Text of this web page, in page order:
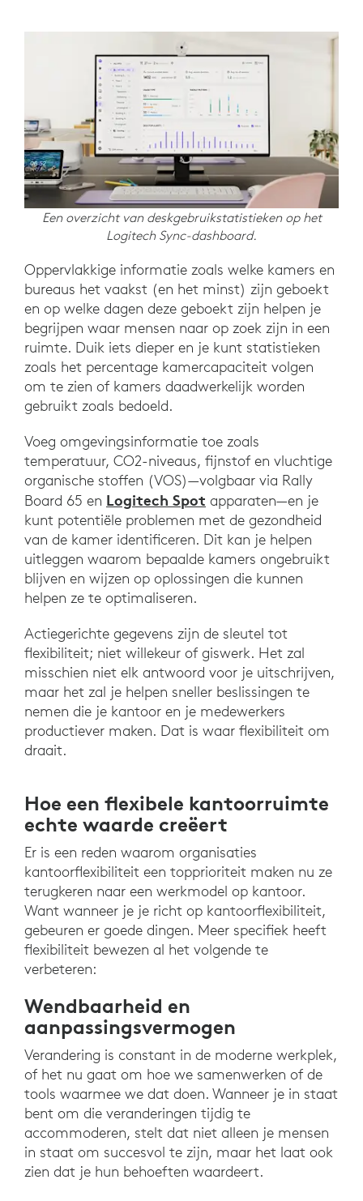
Een overzicht van deskgebruikstatistieken op het
Logitech Sync-dashboard.
Oppervlakkige informatie zoals welke kamers en
bureaus het vaakst (en het minst) zijn geboekt
en op welke dagen deze geboekt zijn helpen je
begrijpen waar mensen naar op zoek zijn in een
ruimte. Duik iets dieper en je kunt statistieken
zoals het percentage kamercapaciteit volgen
om te zien of kamers daadwerkelijk worden
gebruikt zoals bedoeld.
Voeg omgevingsinformatie toe zoals
temperatuur, CO2-niveaus, fijnstof en vluchtige
organische stoffen (VOS)—volgbaar via Rally
Board 65 en Logitech Spot apparaten—en je
kunt potentiële problemen met de gezondheid
van de kamer identificeren. Dit kan je helpen
uitleggen waarom bepaalde kamers ongebruikt
blijven en wijzen op oplossingen die kunnen
helpen ze te optimaliseren.
Actiegerichte gegevens zijn de sleutel tot
flexibiliteit; niet willekeur of giswerk. Het zal
misschien niet elk antwoord voor je uitschrijven,
maar het zal je helpen sneller beslissingen te
nemen die je kantoor en je medewerkers
productiever maken. Dat is waar flexibiliteit om
draait.
Hoe een flexibele kantoorruimte
echte waarde creëert
Er is een reden waarom organisaties
kantoorflexibiliteit een topprioriteit maken nu ze
terugkeren naar een werkmodel op kantoor.
Want wanneer je je richt op kantoorflexibiliteit,
gebeuren er goede dingen. Meer specifiek heeft
flexibiliteit bewezen al het volgende te
verbeteren:
Wendbaarheid en
aanpassingsvermogen
Verandering is constant in de moderne werkplek,
of het nu gaat om hoe we samenwerken of de
tools waarmee we dat doen. Wanneer je in staat
bent om die veranderingen tijdig te
accommoderen, stelt dat niet alleen je mensen
in staat om succesvol te zijn, maar het laat ook
zien dat je hun behoeften waardeert.